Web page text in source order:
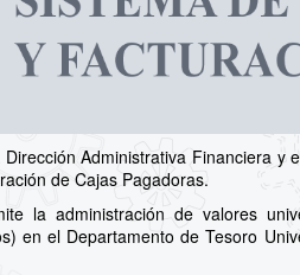
Administrativa Financiera
de Cajas Pagadoras.
la administración de valores
en el Departamento de Tesoro